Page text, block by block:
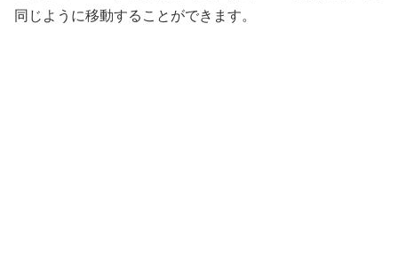
同じように移動することができます。